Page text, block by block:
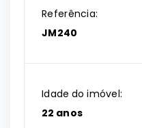
Referência:
JM240
Idade do imóvel:
22 anos